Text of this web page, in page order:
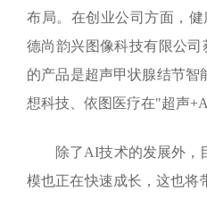
布局。在创业公司方面，
德尚韵兴图像科技有限公司
的产品是超声甲状腺结节智
想科技、依图医疗在"超声
除了AI技术的发展外，
模也正在快速成长，这也将